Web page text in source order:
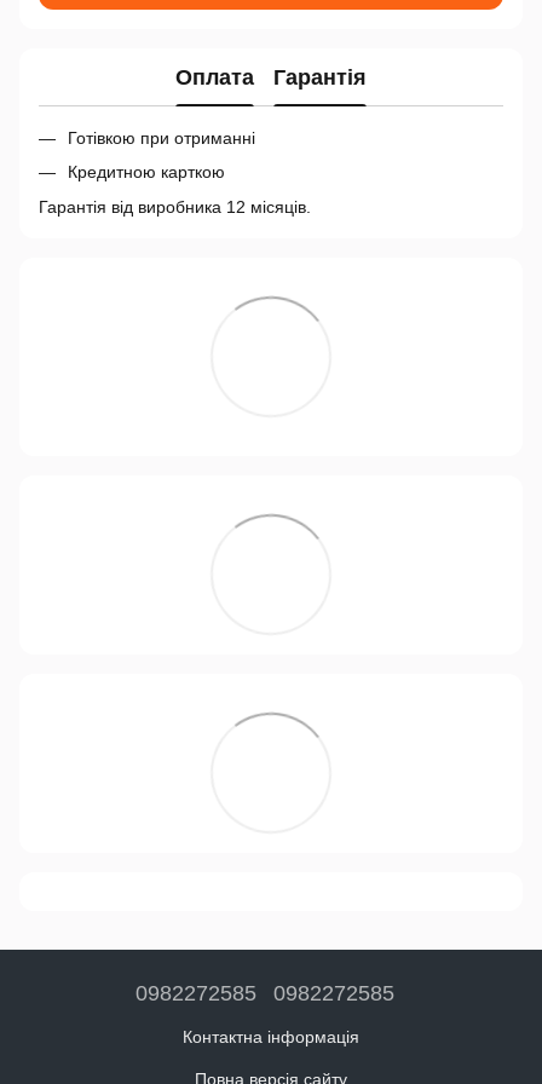
Оплата Гарантія
Готівкою при отриманні
Кредитною карткою
Гарантія від виробника 12 місяців.
0982272585 0982272585
Контактна інформація
Повна версія сайту